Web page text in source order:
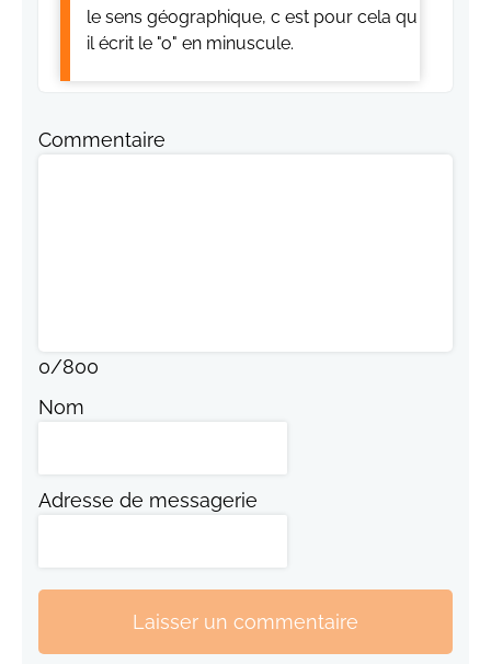
le sens géographique, c est pour cela qu
il écrit le "o" en minuscule.
Commentaire
0/800
Nom
Adresse de messagerie
Laisser un commentaire